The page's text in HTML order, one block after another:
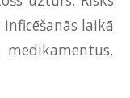
laikā